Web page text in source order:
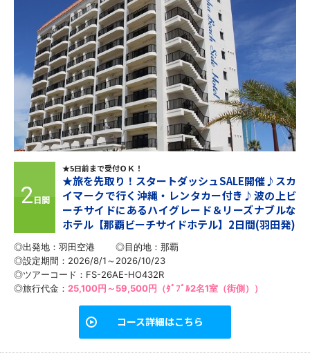
2日間
★5日前まで受付ＯＫ！
★旅を先取り！スタートダッシュSALE開催♪スカ
イマークで行く沖縄・レンタカー付き♪波の上ビ
ーチサイドにあるハイグレード＆リーズナブルな
ホテル【那覇ビーチサイドホテル】2日間(羽田発)
◎出発地：羽田空港 ◎目的地： 那覇
◎設定期間：2026/8/1～2026/10/23
◎ツアーコード：FS-26AE-HO432R
◎旅行代金： 25,100円～59,500円（ﾀﾞﾌﾞﾙ2名1室（街側））
コース詳細はこちら